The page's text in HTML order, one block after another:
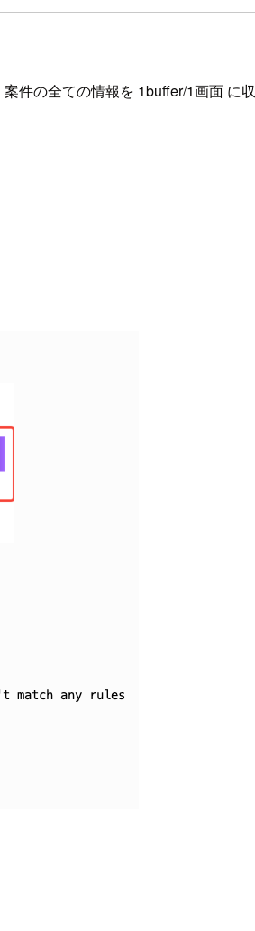
件の全ての情報を 1buffer/1画面 に収